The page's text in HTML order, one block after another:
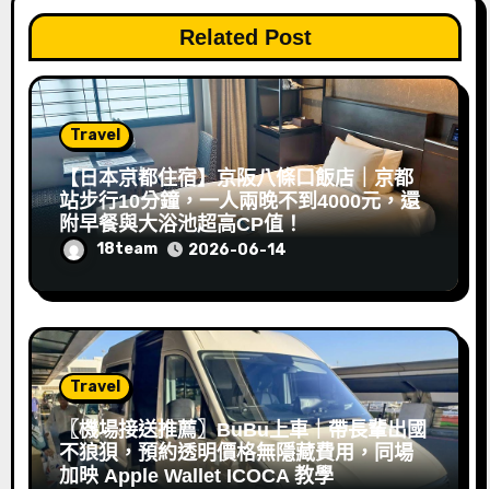
Related Post
Travel
【日本京都住宿】京阪八條口飯店｜京都
站步行10分鐘，一人兩晚不到4000元，還
附早餐與大浴池超高CP值！
18team 2026-06-14
Travel
〖機場接送推薦〗BuBu上車｜帶長輩出國
不狼狽，預約透明價格無隱藏費用，同場
加映 Apple Wallet ICOCA 教學